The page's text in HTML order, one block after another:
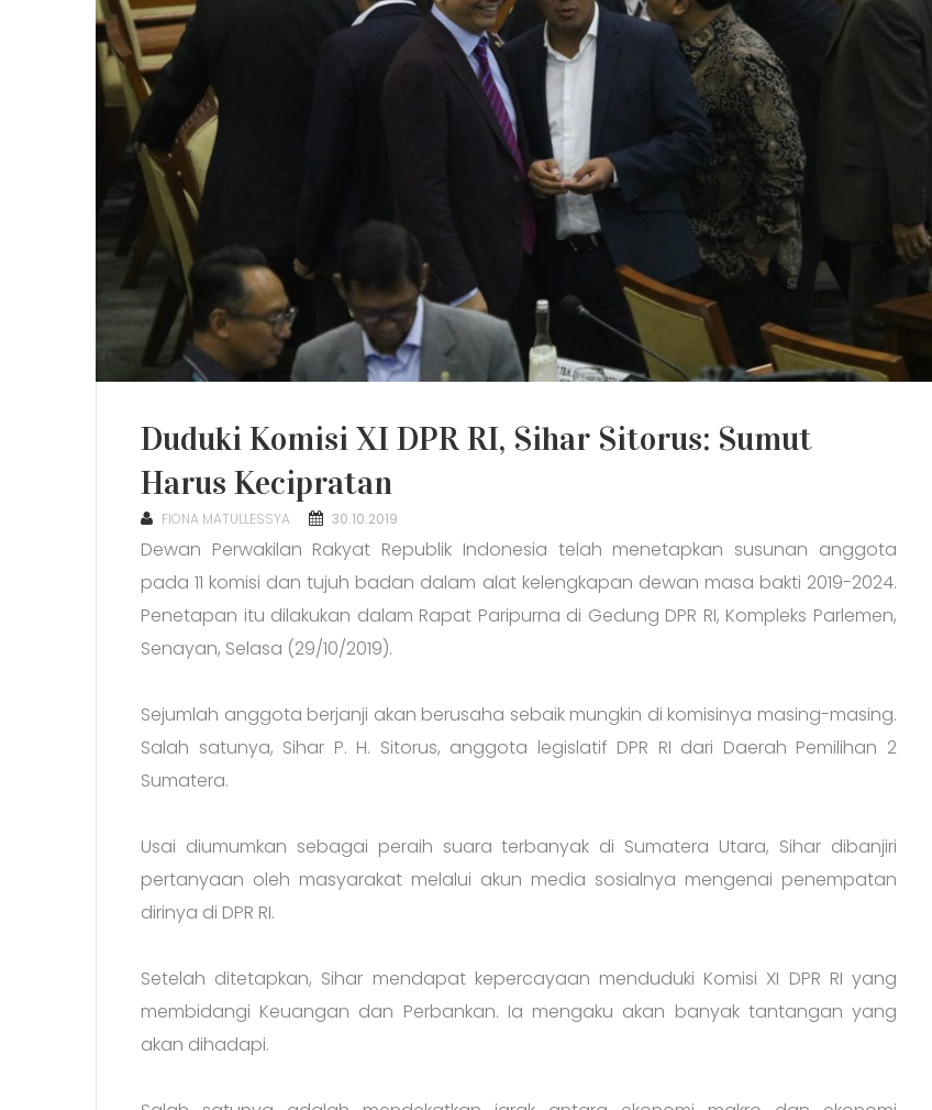
Duduki Komisi XI DPR RI, Sihar Sitorus: Sumut
Harus Kecipratan
FIONA MATULLESSYA
POSTED
30.10.2019
Dewan Perwakilan Rakyat Republik Indonesia telah menetapkan susunan anggota
pada 11 komisi dan tujuh badan dalam alat kelengkapan dewan masa bakti 2019-2024.
Penetapan itu dilakukan dalam Rapat Paripurna di Gedung DPR RI, Kompleks Parlemen,
Senayan, Selasa (29/10/2019).
Sejumlah anggota berjanji akan berusaha sebaik mungkin di komisinya masing-masing.
Salah satunya, Sihar P. H. Sitorus, anggota legislatif DPR RI dari Daerah Pemilihan 2
Sumatera.
Usai diumumkan sebagai peraih suara terbanyak di Sumatera Utara, Sihar dibanjiri
pertanyaan oleh masyarakat melalui akun media sosialnya mengenai penempatan
dirinya di DPR RI.
Setelah ditetapkan, Sihar mendapat kepercayaan menduduki Komisi XI DPR RI yang
membidangi Keuangan dan Perbankan. Ia mengaku akan banyak tantangan yang
akan dihadapi.